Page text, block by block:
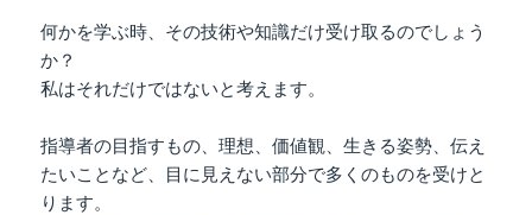
何かを学ぶ時、その技術や知識だけ受け取るのでしょう
か？
私はそれだけではないと考えます。
指導者の目指すもの、理想、価値観、生きる姿勢、伝え
たいことなど、目に見えない部分で多くのものを受けと
ります。